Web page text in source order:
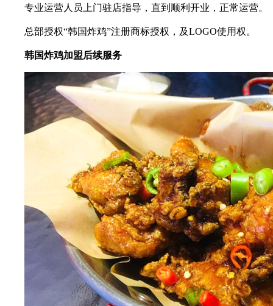
专业运营人员上门驻店指导，直到顺利开业，正常运营。
总部授权“韩国炸鸡”注册商标授权，及LOGO使用权。
韩国炸鸡加盟后续服务